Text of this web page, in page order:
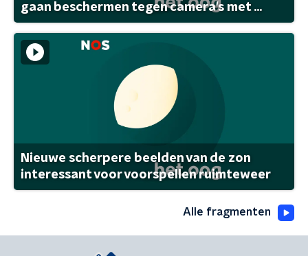
gaan beschermen tegen camera's met ...
Nieuwe scherpere beelden van de zon
interessant voor voorspellen ruimteweer
Alle fragmenten